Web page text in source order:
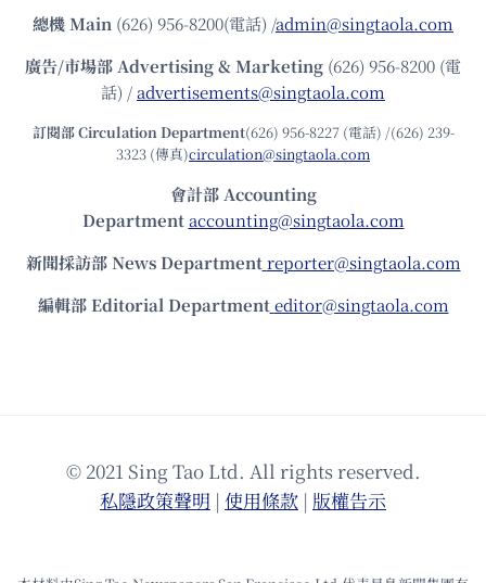
總機Main (626) 956-8200(電話) /admin@singtaola.com
廣告/市場部Advertising & Marketing (626) 956-8200 (電
話) /advertisements@singtaola.com
訂閱部 Circulation Department(626) 956-8227 (電話) /(626) 239-
3323 (傳真)circulation@singtaola.com
會計部 Accounting
Department accounting@singtaola.com
新聞採訪部 News Department reporter@singtaola.com
編輯部 Editorial Department editor@singtaola.com
© 2021 Sing Tao Ltd. All rights reserved.
私隱政策聲明 | 使⽤條款 | 版權告⽰